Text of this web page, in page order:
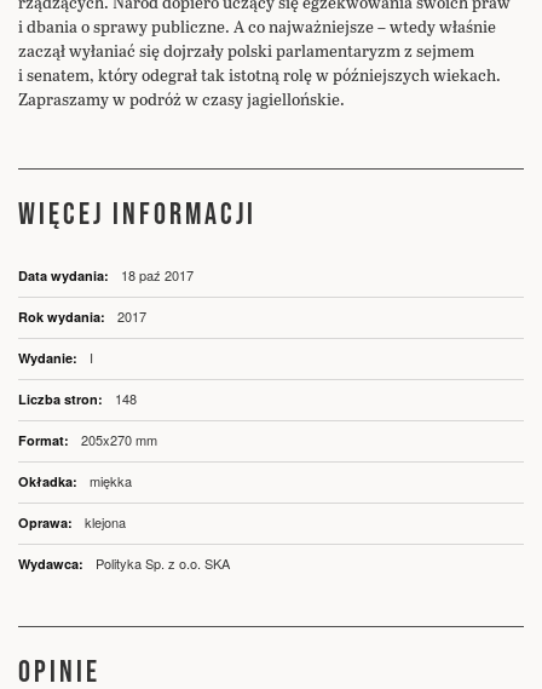
i dbania o sprawy publiczne. A co najważniejsze – wtedy właśnie
zaczął wyłaniać się dojrzały polski parlamentaryzm z sejmem
i senatem, który odegrał tak istotną rolę w późniejszych wiekach.
Zapraszamy w podróż w czasy jagiellońskie.
WIĘCEJ INFORMACJI
Więcej
informacji
18 paź 2017
2017
I
148
205x270 mm
miękka
klejona
Polityka Sp. z o.o. SKA
OPINIE